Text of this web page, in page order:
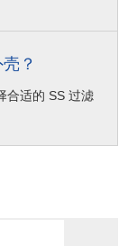
？
合适的 SS 过滤